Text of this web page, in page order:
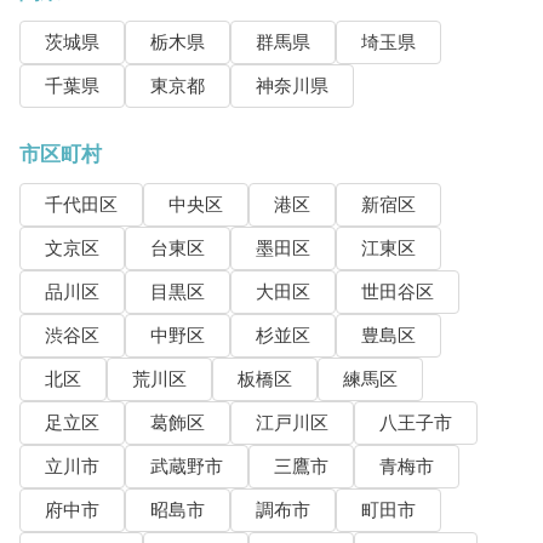
茨城県 栃木県 群馬県
埼玉県
千葉県
東京都 神奈川県
市区町村
千代田区 中央区 港区
新宿区
文京区
台東区 墨田区
江東区
品川区
目黒区 大田区
世田谷区
渋谷区
中野区 杉並区
豊島区
北区
荒川区 板橋区
練馬区
足立区
葛飾区 江戸川区
八王子市
立川市
武蔵野市 三鷹市
青梅市
府中市
昭島市 調布市 町田市